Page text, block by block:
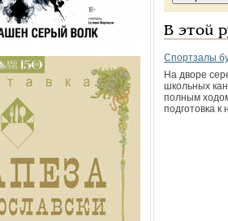
В этой
Спортзалы
На дворе
школьных
полным
подготовка к